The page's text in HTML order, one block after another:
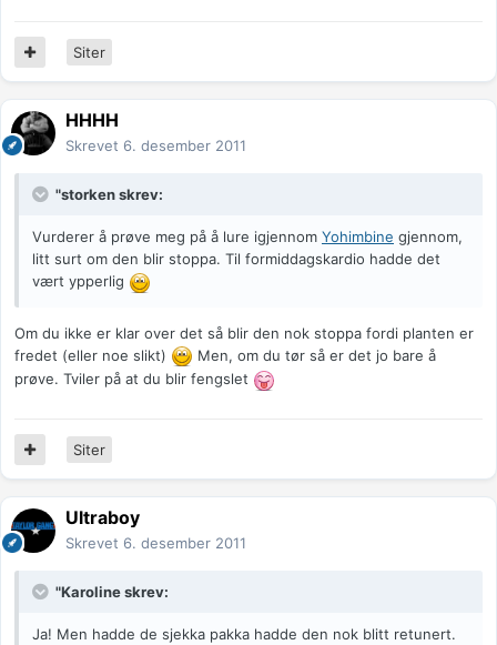
Siter
HHHH
Skrevet 6. desember 2011
"storken skrev:
Vurderer å prøve meg på å lure igjennom Yohimbine gjennom,
litt surt om den blir stoppa. Til formiddagskardio hadde det
vært ypperlig
Om du ikke er klar over det så blir den nok stoppa fordi planten er
fredet (eller noe slikt)
Men, om du tør så er det jo bare å
prøve. Tviler på at du blir fengslet
Siter
Ultraboy
Skrevet 6. desember 2011
"Karoline skrev:
Ja! Men hadde de sjekka pakka hadde den nok blitt retunert.